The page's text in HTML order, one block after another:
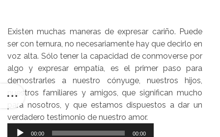
Existen muchas maneras de expresar cariño. Puede
ser con ternura, no necesariamente hay que decirlo en
voz alta. Sólo tener la capacidad de conmoverse por
algo y expresar empatía, es el primer paso para
demostrarles a nuestro cónyuge, nuestros hijos,
nuestros familiares y amigos, que significan mucho
para nosotros, y que estamos dispuestos a dar un
verdadero testimonio de nuestro amor.
Reproductor
00:00 00:00